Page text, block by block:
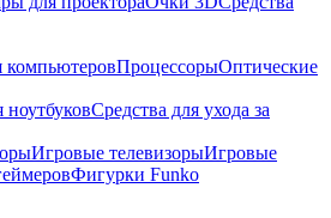
компьютеровПроцессорыОптические
Средства для ухода за
Игровые телевизорыИгровые
Фигурки Funko